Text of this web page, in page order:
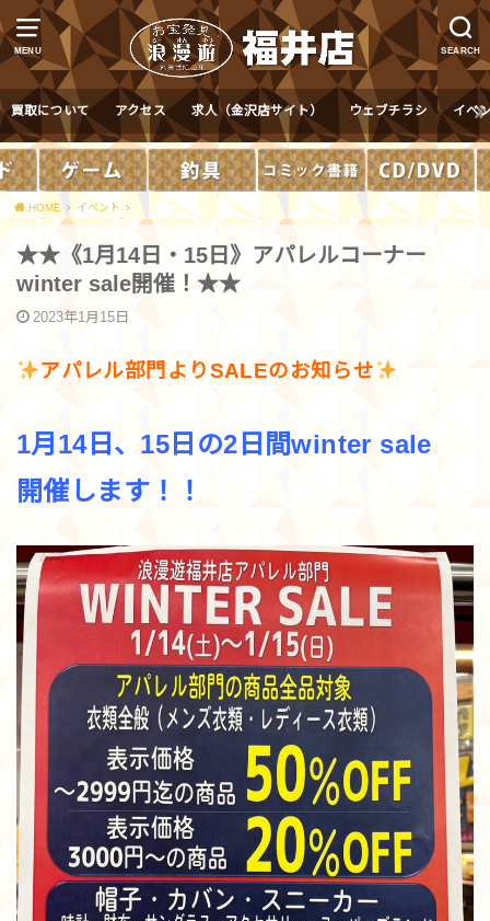
MENU SEARCH
買取について アクセス 求人（金沢店サイト） ウェブチラシ イベ
HOME イベント
★★《1月14日・15日》アパレルコーナー
winter sale開催！★★
2023年1月15日
アパレル部門よりSALEのお知らせ
1月14日、15日の2日間winter sale
開催します！！